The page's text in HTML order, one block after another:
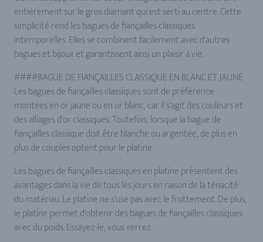
entièrement sur le gros diamant qui est serti au centre. Cette
simplicité rend les bagues de fiançailles classiques
intemporelles. Elles se combinent facilement avec d'autres
bagues et bijoux et garantissent ainsi un plaisir à vie.
####BAGUE DE FIANÇAILLES CLASSIQUE EN BLANC ET JAUNE
Les bagues de fiançailles classiques sont de préférence
montées en or jaune ou en or blanc, car il s'agit des couleurs et
des alliages d'or classiques. Toutefois, lorsque la bague de
fiançailles classique doit être blanche ou argentée, de plus en
plus de couples optent pour le platine.
Les bagues de fiançailles classiques en platine présentent des
avantages dans la vie de tous les jours en raison de la ténacité
du matériau. Le platine ne s'use pas avec le frottement. De plus,
le platine permet d'obtenir des bagues de fiançailles classiques
avec du poids. Essayez-le, vous verrez.